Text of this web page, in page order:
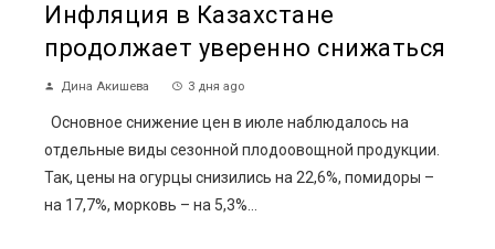
Инфляция в Казахстане
продолжает уверенно снижаться
Дина Акишева 3 дня ago
Основное снижение цен в июле наблюдалось на
отдельные виды сезонной плодоовощной продукции.
Так, цены на огурцы снизились на 22,6%, помидоры –
на 17,7%, морковь – на 5,3%...